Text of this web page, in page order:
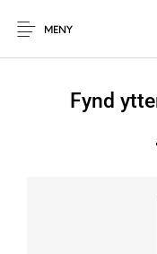
MENY
Fynd